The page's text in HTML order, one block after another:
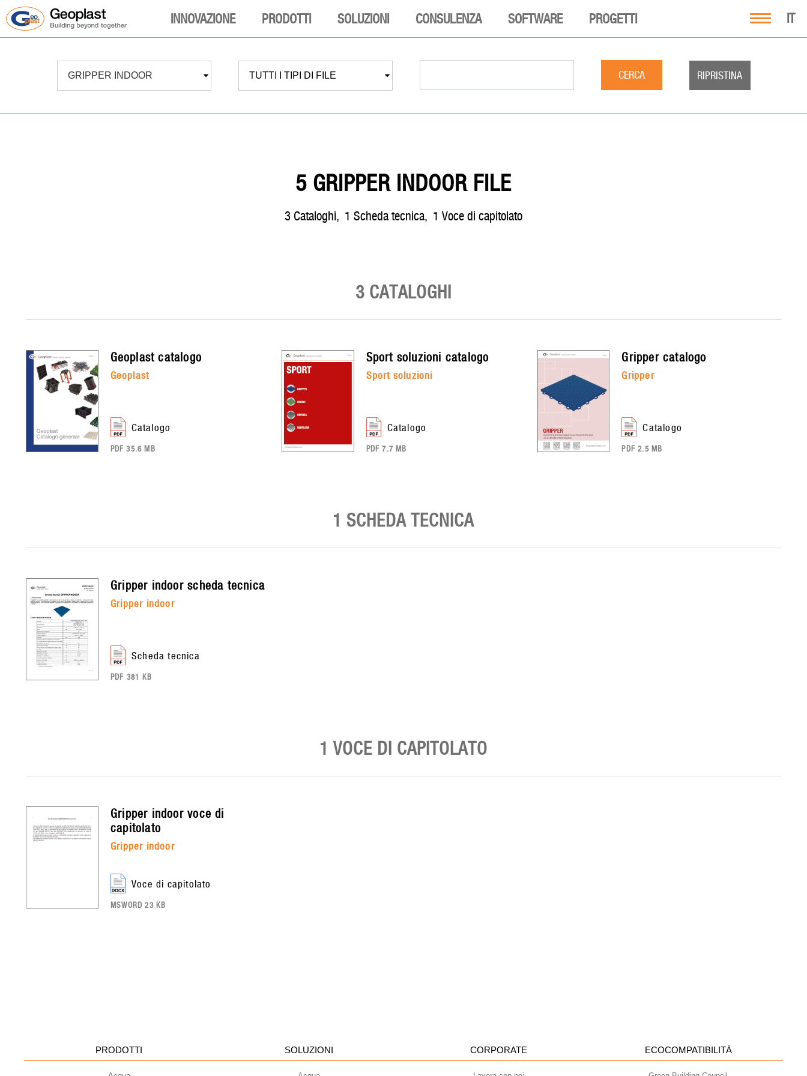
IT
INNOVAZIONE PRODOTTI SOLUZIONI CONSULENZA SOFTWARE PROGETTI
GRIPPER INDOOR TUTTI I TIPI DI FILE CERCA RIPRISTINA
5 GRIPPER INDOOR FILE
3 cataloghi, 1 scheda tecnica, 1 voce di capitolato
3 CATALOGHI
geoplastcatalogo
geoplast
catalogo
PDF 35.6 MB
sport soluzioni catalogo
sport soluzioni
catalogo
PDF 7.7 MB
grippercatalogo
gripper
catalogo
PDF 2.5 MB
1 SCHEDA TECNICA
gripper indoorscheda tecnica
gripper indoor
scheda tecnica
PDF 381 KB
1 VOCE DI CAPITOLATO
gripper indoorvoce di
capitolato
gripper indoor
voce di capitolato
MSWORD 23 KB
PRODOTTI SOLUZIONI CORPORATE ECOCOMPATIBILITÀ